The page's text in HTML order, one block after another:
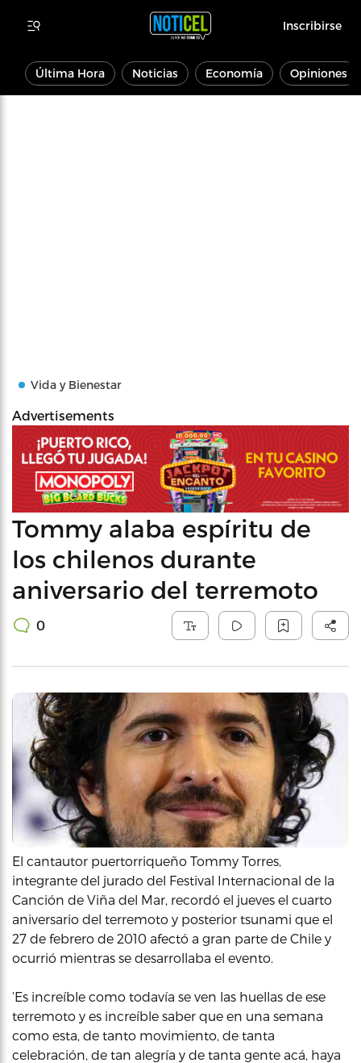
Inscribirse
Última Hora Noticias Economía Opiniones
Vida y Bienestar
Advertisements
Tommy alaba espíritu de
los chilenos durante
aniversario del terremoto
0
El cantautor puertorriqueño Tommy Torres,
integrante del jurado del Festival Internacional de la
Canción de Viña del Mar, recordó el jueves el cuarto
aniversario del terremoto y posterior tsunami que el
27 de febrero de 2010 afectó a gran parte de Chile y
ocurrió mientras se desarrollaba el evento.
‘Es increíble como todavía se ven las huellas de ese
terremoto y es increíble saber que en una semana
como esta, de tanto movimiento, de tanta
celebración, de tan alegría y de tanta gente acá, haya